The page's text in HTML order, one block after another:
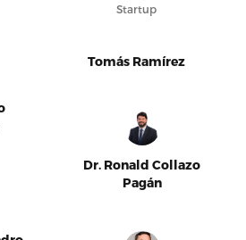
Startup
Tomás Ramírez
Dr. Ronald Collazo
Pagán